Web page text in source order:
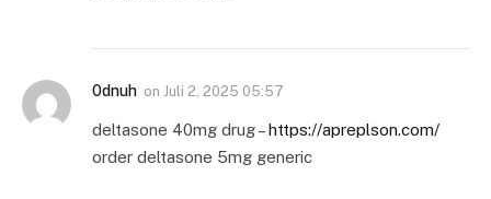
0dnuh on Juli 2, 2025 05:57
deltasone 40mg drug –https://apreplson.com/
order deltasone 5mg generic